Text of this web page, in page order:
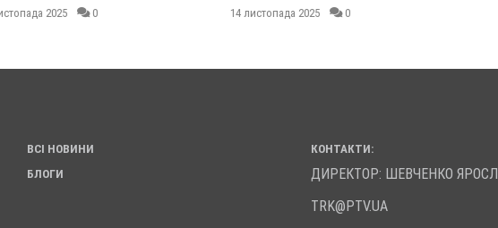
листопада 2025 13 листопада 2025
ВСІ НОВИНИ
БЛОГИ
КОНТАКТИ:
ДИРЕКТОР: ШЕВЧЕНКО
TRK@PTV.UA